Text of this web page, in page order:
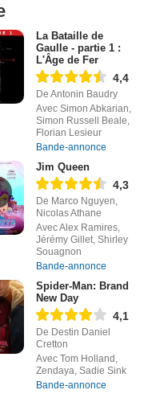
La Bataille de
Gaulle - partie 1 :
L'Âge de Fer
4,4
De Antonin Baudry
Avec Simon Abkarian,
Simon Russell Beale,
Florian Lesieur
Bande-annonce
Jim Queen
4,3
De Marco Nguyen,
Nicolas Athane
Avec Alex Ramires,
Jérémy Gillet, Shirley
Souagnon
Bande-annonce
Spider-Man: Brand
New Day
4,1
De Destin Daniel
Cretton
Avec Tom Holland,
Zendaya, Sadie Sink
Bande-annonce